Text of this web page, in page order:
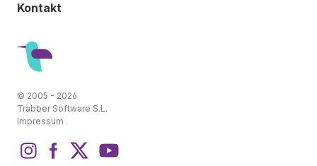
Kontakt
© 2005 - 2026
Trabber Software S.L.
Impressum